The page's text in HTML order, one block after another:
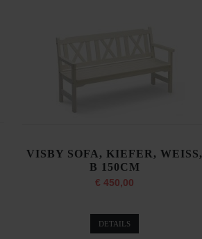
VISBY SOFA, KIEFER, WEISS,
B 150CM
€ 450,00
DETAILS